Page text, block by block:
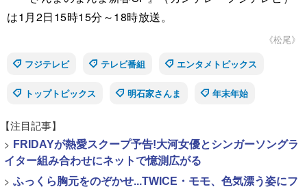
は1月2日15時15分～18時放送。
《松尾》
フジテレビ
テレビ番組 エンタメトピックス
トップトピックス 明石家さんま 年末年始
【注目記事】
> FRIDAYが熱愛スクープ予告!大河女優とシンガーソングラ
イター組み合わせにネットで憶測広がる
> ふっくら胸元をのぞかせ...TWICE・モモ、色気漂う姿にフ